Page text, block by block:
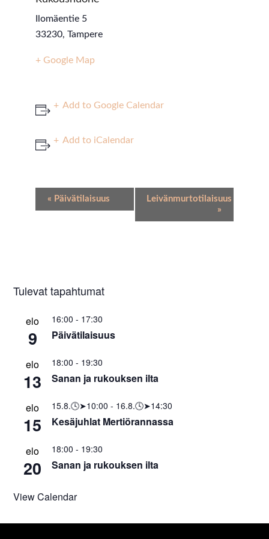
Ilomäentie 5
33230, Tampere
+ Google Map
Add to Google Calendar
Add to iCalendar
Event
« Päivätilaisuus
Leivänmurtotilaisuus
»
Tulevat tapahtumat
elo
9
16:00 - 17:30
Päivätilaisuus
elo
13
18:00 - 19:30
Sanan ja rukouksen ilta
elo
15
15.8.🕓➤10:00 - 16.8.🕓➤14:30
Kesäjuhlat Mertiörannassa
elo
20
18:00 - 19:30
Sanan ja rukouksen ilta
View Calendar